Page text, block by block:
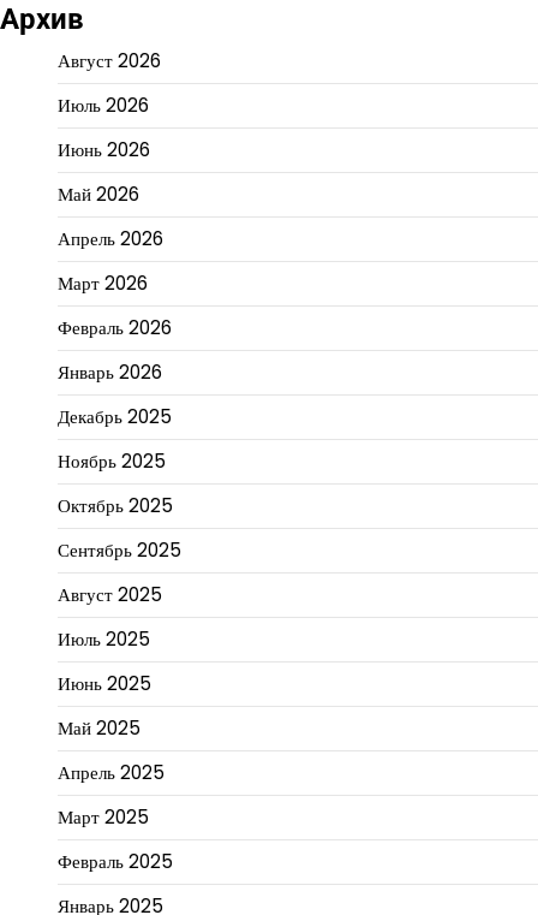
Архив
Август 2026
Июль 2026
Июнь 2026
Май 2026
Апрель 2026
Март 2026
Февраль 2026
Январь 2026
Декабрь 2025
Ноябрь 2025
Октябрь 2025
Сентябрь 2025
Август 2025
Июль 2025
Июнь 2025
Май 2025
Апрель 2025
Март 2025
Февраль 2025
Январь 2025